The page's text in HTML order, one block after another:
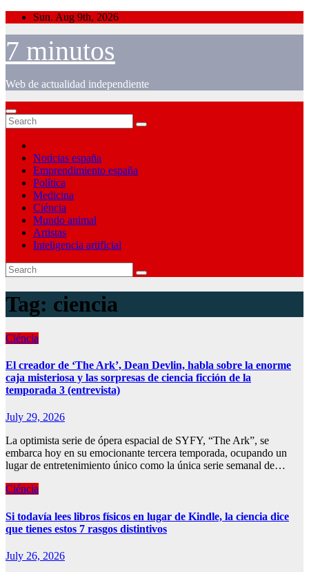
Skip
content
Sun. Aug 9th, 2026
7 minutos
Web de actualidad independiente
Noticias españa
Emprendimiento españa
Política
Medicina
Ciéncia
Mundo animal
Artistas
Inteligencia artificial
Tag: ciencia
Ciéncia
El creador de ‘The Ark’, Dean Devlin, habla sobre la enorme
caja misteriosa y las sorpresas de ciencia ficción de la
temporada 3 (entrevista)
July 29, 2026
La optimista serie de ópera espacial de SYFY, “The Ark”, se
embarca hoy en su emocionante tercera temporada, ocupando un
lugar de entretenimiento único como la única serie semanal de…
Ciéncia
Si todavía lees libros físicos en lugar de Kindle, la ciencia dice
que tienes estos 7 rasgos distintivos
July 26, 2026